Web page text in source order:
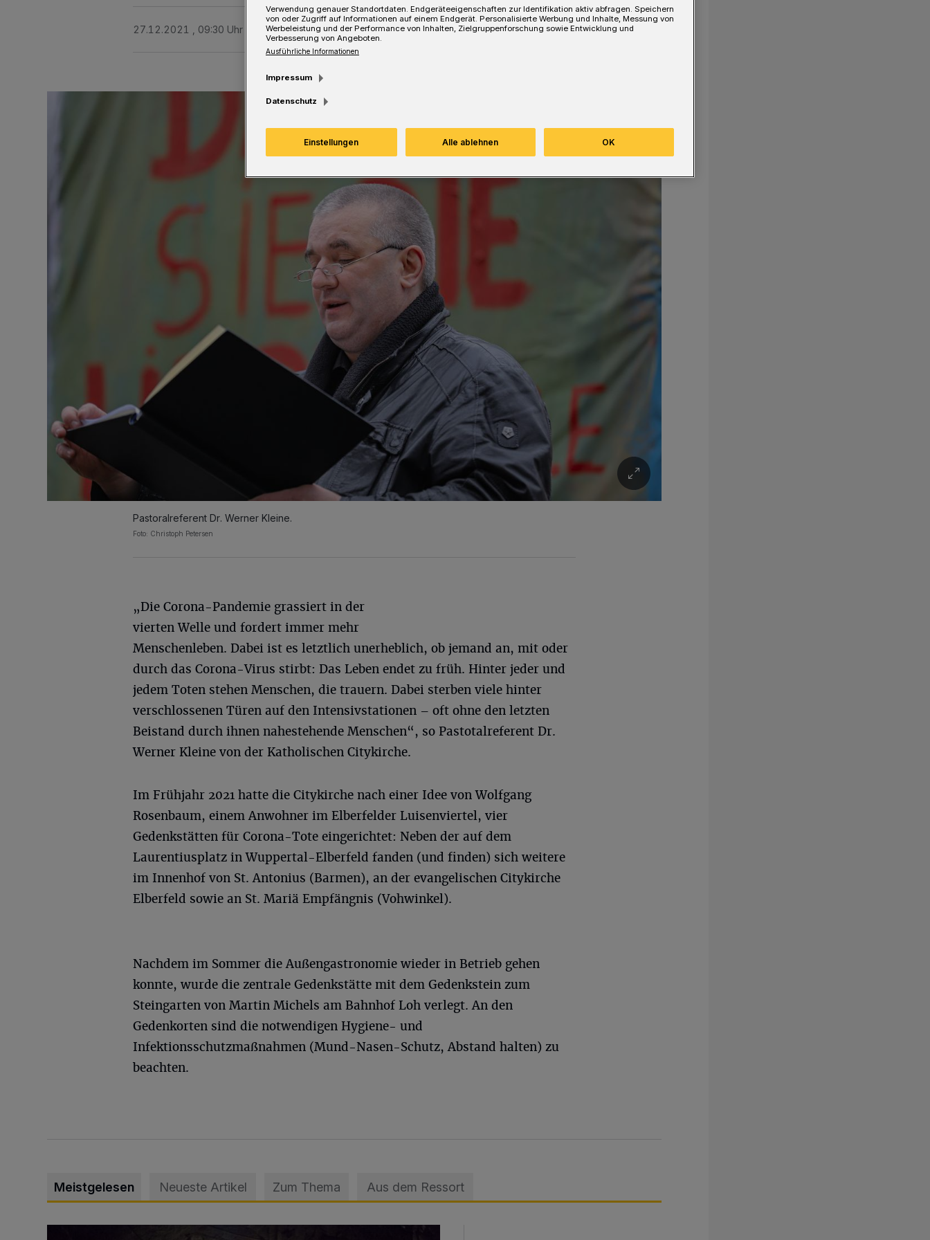
27.12.2021 , 09:30 Uhr Eine Minute Lesezeit
Pastoralreferent Dr. Werner Kleine.
Foto: Christoph Petersen
„Die Corona-Pandemie grassiert in der
vierten Welle und fordert immer mehr
Menschenleben. Dabei ist es letztlich unerheblich, ob jemand an, mit oder
durch das Corona-Virus stirbt: Das Leben endet zu früh. Hinter jeder und
jedem Toten stehen Menschen, die trauern. Dabei sterben viele hinter
verschlossenen Türen auf den Intensivstationen – oft ohne den letzten
Beistand durch ihnen nahestehende Menschen“, so Pastotalreferent Dr.
Werner Kleine von der Katholischen Citykirche.
Im Frühjahr 2021 hatte die Citykirche nach einer Idee von Wolfgang
Rosenbaum, einem Anwohner im Elberfelder Luisenviertel, vier
Gedenkstätten für Corona-Tote eingerichtet: Neben der auf dem
Laurentiusplatz in Wuppertal-Elberfeld fanden (und finden) sich weitere
im Innenhof von St. Antonius (Barmen), an der evangelischen Citykirche
Elberfeld sowie an St. Mariä Empfängnis (Vohwinkel).
Nachdem im Sommer die Außengastronomie wieder in Betrieb gehen
konnte, wurde die zentrale Gedenkstätte mit dem Gedenkstein zum
Steingarten von Martin Michels am Bahnhof Loh verlegt. An den
Gedenkorten sind die notwendigen Hygiene- und
Infektionsschutzmaßnahmen (Mund-Nasen-Schutz, Abstand halten) zu
beachten.
Meistgelesen Neueste Artikel Zum Thema Aus dem Ressort
Verwendung genauer Standortdaten. Endgeräteeigenschaften zur Identifikation aktiv abfragen. Speichern
von oder Zugriff auf Informationen auf einem Endgerät. Personalisierte Werbung und Inhalte, Messung von
Werbeleistung und der Performance von Inhalten, Zielgruppenforschung sowie Entwicklung und
Verbesserung von Angeboten.
Ausführliche Informationen
Impressum
Datenschutz
Einstellungen Alle ablehnen OK